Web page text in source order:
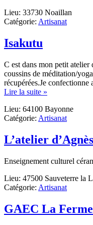
Lieu: 33730 Noaillan
Catégorie: Artisanat
Isakutu
C est dans mon petit
coussins de méditation/
récupérées.Je confectionne
Lire la suite »
Lieu: 64100 Bayonne
Catégorie: Artisanat
L’atelier
Enseignement culturel
Lieu: 47500 Sauveterre la
Catégorie: Artisanat
GAEC La